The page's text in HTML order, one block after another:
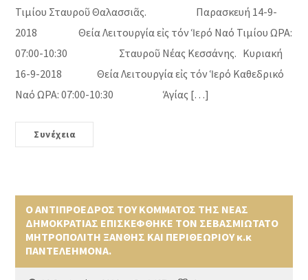
Τιμίου Σταυροῦ Θαλασσιᾶς. Παρασκευή 14-9-
2018 Θεία Λειτουργία εἰς τόν Ἱερό Ναό Τιμίου ΩΡΑ:
07:00-10:30 Σταυροῦ Νέας Κεσσάνης. Κυριακή
16-9-2018 Θεία Λειτουργία εἰς τόν Ἱερό Καθεδρικό
Ναό ΩΡΑ: 07:00-10:30 Ἁγίας […]
Συνέχεια
Ο ΑΝΤΙΠΡΟΕΔΡΟΣ ΤΟΥ ΚΟΜΜΑΤΟΣ ΤΗΣ ΝΕΑΣ
ΔΗΜΟΚΡΑΤΙΑΣ ΕΠΙΣΚΕΦΘΗΚΕ ΤΟΝ ΣΕΒΑΣΜΙΩΤΑΤΟ
ΜΗΤΡΟΠΟΛΙΤΗ ΞΑΝΘΗΣ ΚΑΙ ΠΕΡΙΘΕΩΡΙΟΥ κ.κ
ΠΑΝΤΕΛΕΗΜΟΝΑ.